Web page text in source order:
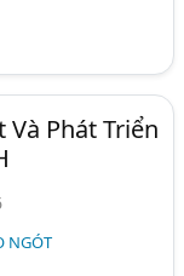
Và Phát Triển
NGÓT